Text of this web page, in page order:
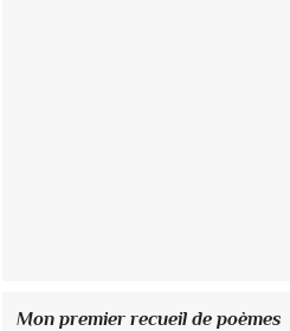
Mon premier recueil de poèmes